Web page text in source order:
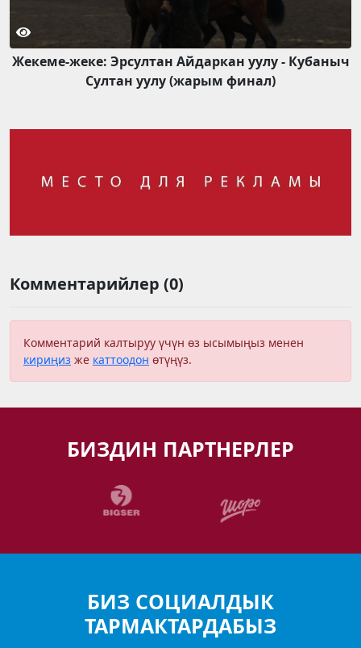
Жекеме-жеке: Эрсултан Айдаркан уулу - Кубаныч
Султан уулу (жарым финал)
Комментарийлер (0)
Комментарий калтыруу үчүн өз ысымыңыз менен
кириңиз же каттоодон өтүңүз.
БИЗДИН ПАРТНЕРЛЕР
БИЗ СОЦИАЛДЫК
ТАРМАКТАРДАБЫЗ